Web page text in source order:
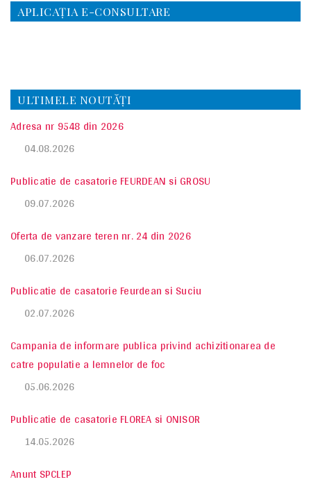
APLICAȚIA E-CONSULTARE
ULTIMELE NOUTĂȚI
Adresa nr 9548 din 2026
04.08.2026
Publicatie de casatorie FEURDEAN si GROSU
09.07.2026
Oferta de vanzare teren nr. 24 din 2026
06.07.2026
Publicatie de casatorie Feurdean si Suciu
02.07.2026
Campania de informare publica privind achizitionarea de
catre populatie a lemnelor de foc
05.06.2026
Publicatie de casatorie FLOREA si ONISOR
14.05.2026
Anunt SPCLEP